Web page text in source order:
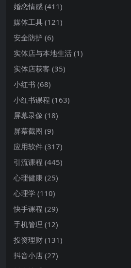
婚恋情感 (411)
媒体工具 (121)
安全防护 (6)
实体店与本地生活 (1)
实体店获客 (35)
小红书 (68)
小红书课程 (163)
屏幕录像 (18)
屏幕截图 (9)
应用软件 (317)
引流课程 (445)
心理健康 (25)
心理学 (110)
快手课程 (29)
手机管理 (12)
投资理财 (131)
抖音小店 (27)